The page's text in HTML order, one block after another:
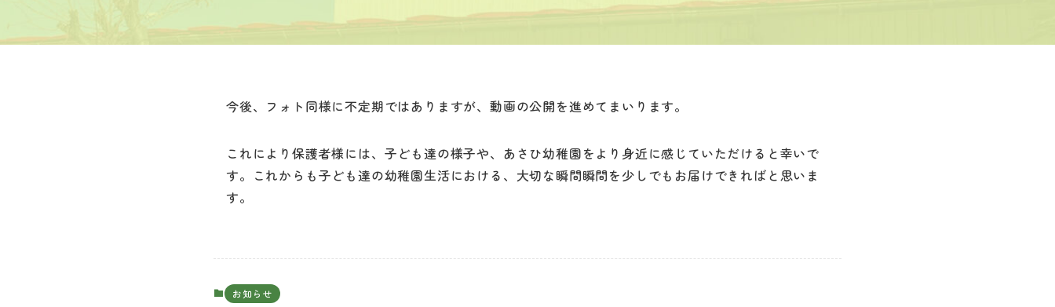
今後、フォト同様に不定期ではありますが、動画の公開を進めてまいります。
これにより保護者様には、子ども達の様子や、あさひ幼稚園をより身近に感じていただけると幸いで
す。これからも子ども達の幼稚園生活における、大切な瞬間瞬間を少しでもお届けできればと思いま
す。
お知らせ